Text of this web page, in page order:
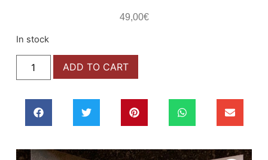
49,00€
In stock
ADD TO CART